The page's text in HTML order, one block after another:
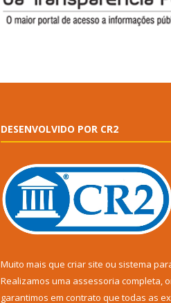
DESENVOLVIDO POR CR2
Muito mais que criar site ou sistema
Realizamos uma assessoria completa,
garantimos em contrato que todas as